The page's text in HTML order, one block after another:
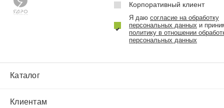
Каталог
Клиентам
Корпоративный клиент
Я даю согласие на обработку
персональных данных и
политику в отношении
персональных данных